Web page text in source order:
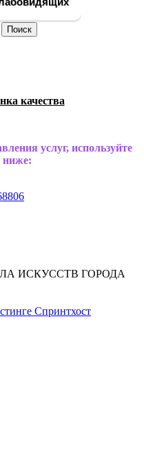
качества
услуг, используйте
ниже:
ИСКУССТВ ГОРОДА
Спринтхост